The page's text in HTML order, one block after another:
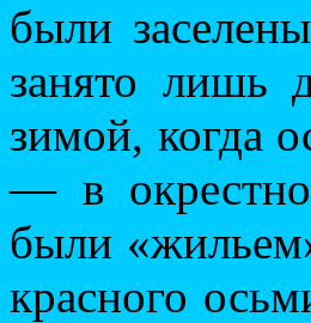
были
занято лишь
зимой, когда
— в
были
красного